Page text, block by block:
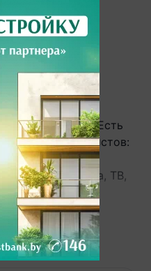
в Жодино. Есть
специалистов:
кухонные и
бытовая техника, ТВ,